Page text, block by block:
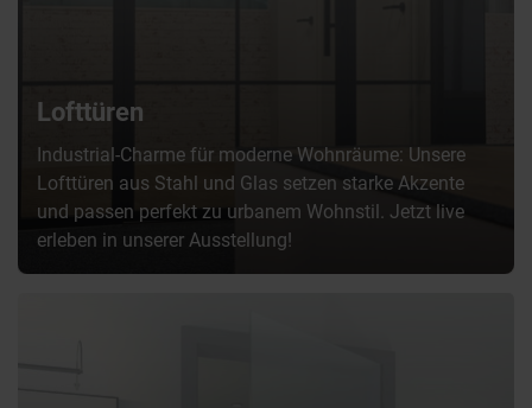
Lofttüren
Industrial-Charme für moderne Wohnräume: Unsere
Lofttüren aus Stahl und Glas setzen starke Akzente
und passen perfekt zu urbanem Wohnstil. Jetzt live
erleben in unserer Ausstellung!